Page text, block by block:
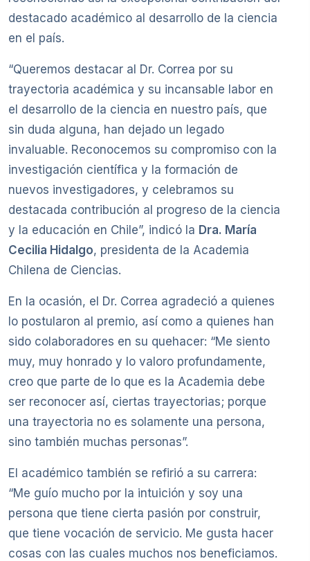
destacado académico al desarrollo de la ciencia
en el país.
“Queremos destacar al Dr. Correa por su
trayectoria académica y su incansable labor en
el desarrollo de la ciencia en nuestro país, que
sin duda alguna, han dejado un legado
invaluable. Reconocemos su compromiso con la
investigación científica y la formación de
nuevos investigadores, y celebramos su
destacada contribución al progreso de la ciencia
y la educación en Chile”, indicó la Dra. María
Cecilia Hidalgo, presidenta de la Academia
Chilena de Ciencias.
En la ocasión, el Dr. Correa agradeció a quienes
lo postularon al premio, así como a quienes han
sido colaboradores en su quehacer: “Me siento
muy, muy honrado y lo valoro profundamente,
creo que parte de lo que es la Academia debe
ser reconocer así, ciertas trayectorias; porque
una trayectoria no es solamente una persona,
sino también muchas personas”.
El académico también se refirió a su carrera:
“Me guío mucho por la intuición y soy una
persona que tiene cierta pasión por construir,
que tiene vocación de servicio. Me gusta hacer
cosas con las cuales muchos nos beneficiamos.